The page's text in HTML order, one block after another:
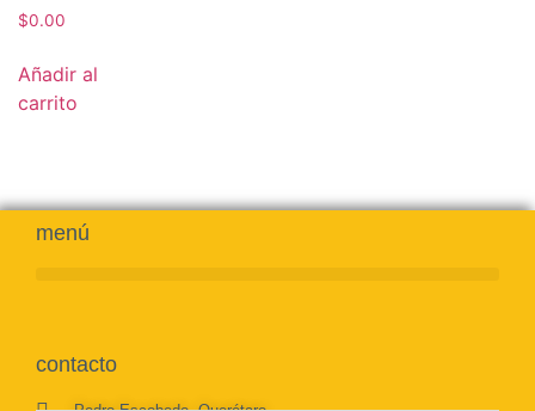
$0.00
Añadir al
carrito
menú
contacto